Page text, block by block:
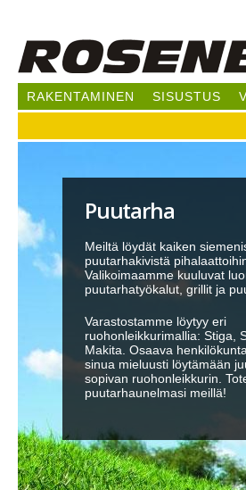
RAKENTAMINEN SISUSTUS
Puutarha
Meiltä löydät kaiken
puutarhakivistä
Valikoimaamme kuuluvat
puutarhatyökalut, grillit ja
Varastostamme löytyy eri
ruohonleikkurimallia: Stiga,
Makita. Osaava
sinua mieluusti löytämään
sopivan ruohonleikkurin.
puutarhaunelmasi meillä!